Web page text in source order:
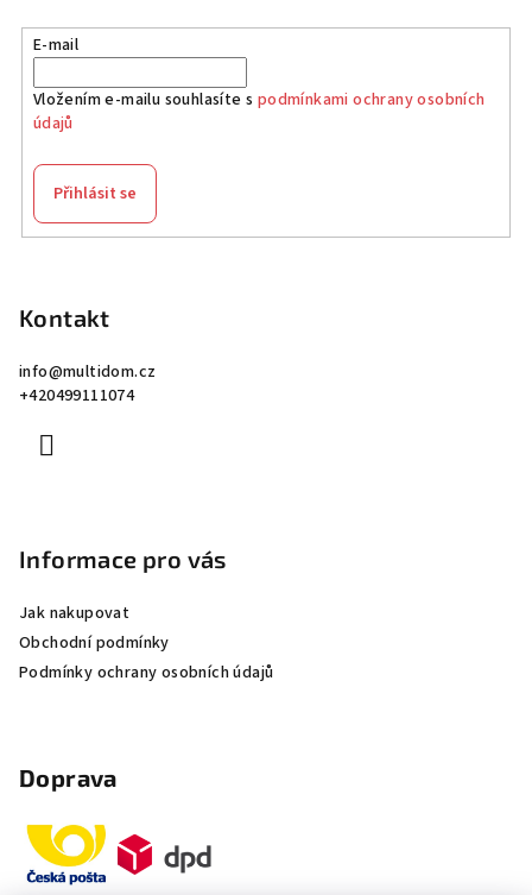
E-mail
Vložením e-mailu souhlasíte s podmínkami ochrany osobních
údajů
Přihlásit se
Kontakt
info@multidom.cz
+420499111074
Informace pro vás
Jak nakupovat
Obchodní podmínky
Podmínky ochrany osobních údajů
Doprava